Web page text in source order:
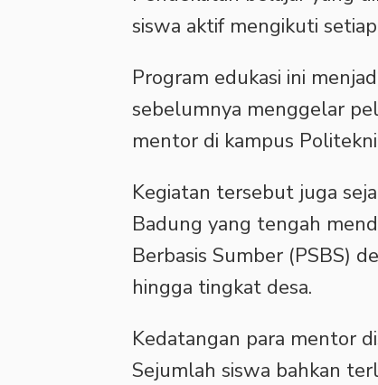
siswa aktif mengikuti setiap
‎Program edukasi ini
sebelumnya menggelar
mentor di kampus
‎Kegiatan tersebut juga
Badung yang tengah
Berbasis Sumber (PSBS)
hingga tingkat desa.
‎Kedatangan para mentor
Sejumlah siswa bahkan